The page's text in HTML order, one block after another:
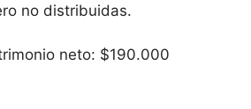
no distribuidas.
neto: $190.000